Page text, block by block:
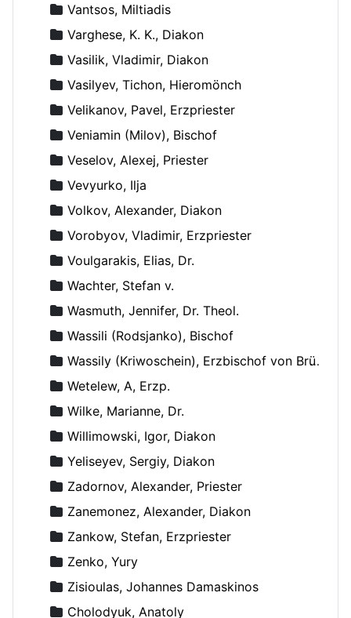
Vantsos, Miltiadis
Varghese, K. K., Diakon
Vasilik, Vladimir, Diakon
Vasilyev, Tichon, Hieromönch
Velikanov, Pavel, Erzpriester
Veniamin (Milov), Bischof
Veselov, Alexej, Priester
Vevyurko, Ilja
Volkov, Alexander, Diakon
Vorobyov, Vladimir, Erzpriester
Voulgarakis, Elias, Dr.
Wachter, Stefan v.
Wasmuth, Jennifer, Dr. Theol.
Wassili (Rodsjanko), Bischof
Wassily (Kriwoschein), Erzbischof von Brüssel
Wetelew, A, Erzp.
Wilke, Marianne, Dr.
Willimowski, Igor, Diakon
Yeliseyev, Sergiy, Diakon
Zadornov, Alexander, Priester
Zanemonez, Alexander, Diakon
Zankow, Stefan, Erzpriester
Zenko, Yury
Zisioulas, Johannes Damaskinos
Сholodyuk, Anatoly